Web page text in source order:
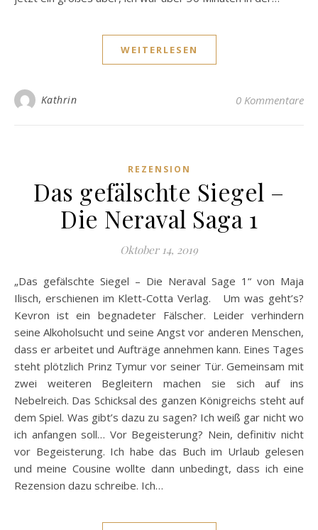
WEITERLESEN
Kathrin 0 Kommentare
REZENSION
Das gefälschte Siegel –
Die Neraval Saga 1
Oktober 14, 2019
„Das gefälschte Siegel – Die Neraval Sage 1“ von Maja
Ilisch, erschienen im Klett-Cotta Verlag. Um was geht’s?
Kevron ist ein begnadeter Fälscher. Leider verhindern
seine Alkoholsucht und seine Angst vor anderen Menschen,
dass er arbeitet und Aufträge annehmen kann. Eines Tages
steht plötzlich Prinz Tymur vor seiner Tür. Gemeinsam mit
zwei weiteren Begleitern machen sie sich auf ins
Nebelreich. Das Schicksal des ganzen Königreichs steht auf
dem Spiel. Was gibt’s dazu zu sagen? Ich weiß gar nicht wo
ich anfangen soll… Vor Begeisterung? Nein, definitiv nicht
vor Begeisterung. Ich habe das Buch im Urlaub gelesen
und meine Cousine wollte dann unbedingt, dass ich eine
Rezension dazu schreibe. Ich…